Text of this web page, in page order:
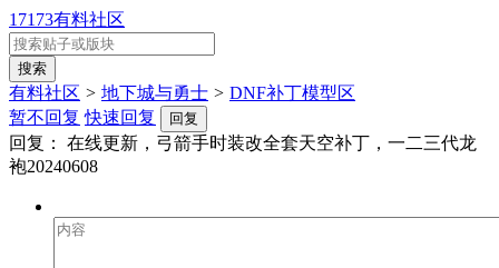
17173有料社区
有料社区 > 地下城与勇士 > DNF补丁模型区
暂不回复 快速回复 回复
回复：
在线更新，弓箭手时装改全套天空补丁，一二三代龙
袍20240608